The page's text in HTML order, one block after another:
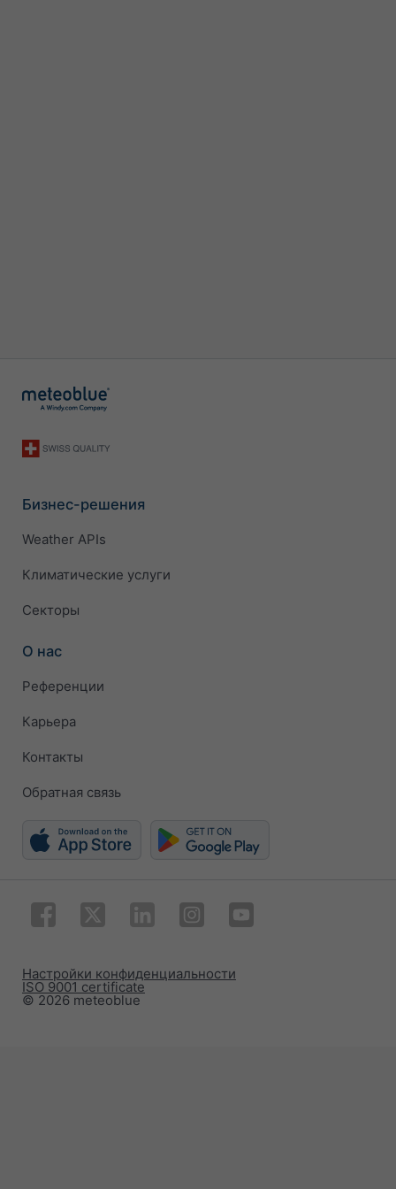
Бизнес-решения
Weather APIs
Климатические услуги
Секторы
О нас
Референции
Карьера
Контакты
Обратная связь
© 2026 meteoblue
ISO 9001 certificate
Настройки конфиденциальности